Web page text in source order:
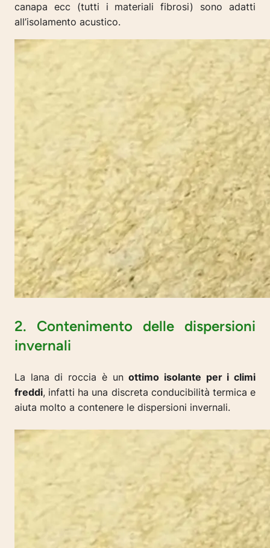
canapa ecc (tutti i materiali fibrosi) sono adatti
all’isolamento acustico.
2. Contenimento delle dispersioni
invernali
La lana di roccia è unottimo isolante per i climi
freddi, infatti ha una discreta conducibilità termica e
aiuta molto a contenere le dispersioni invernali.